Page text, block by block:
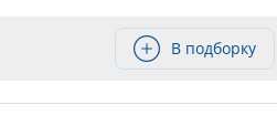
В подборку